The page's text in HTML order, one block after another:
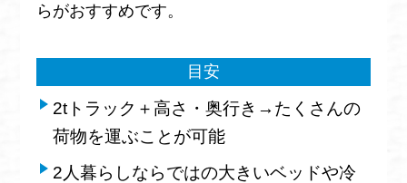
らがおすすめです。
目安
2tトラック＋高さ・奥行き→たくさんの
荷物を運ぶことが可能
2人暮らしならではの大きいベッドや冷